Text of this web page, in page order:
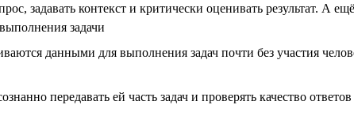
задавать контекст и критически оценивать результат. А
задачи
данными для выполнения задач почти без участия
передавать ей часть задач и проверять качество ответов